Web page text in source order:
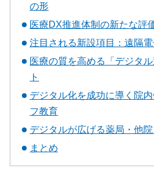
の形
医療DX推進体制の新たな評
注目される新設項目：遠隔
医療の質を高める「デジタ
ト
デジタル化を成功に導く院
フ教育
デジタルが広げる薬局・他
まとめ